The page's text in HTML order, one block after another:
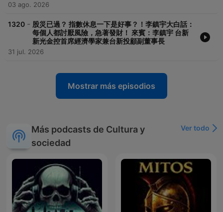
03 ago. 2026
1320 - 股災已過？ 指數休息一下是好事？！李鎮宇大白話：
每個人都討厭風險，急著發財！ 來賓：李鎮宇 台新
新光金控首席經濟學家兼台新投顧副董事長
31 jul. 2026
Mostrar más episodios
Más podcasts de Cultura y
sociedad
Ver todo